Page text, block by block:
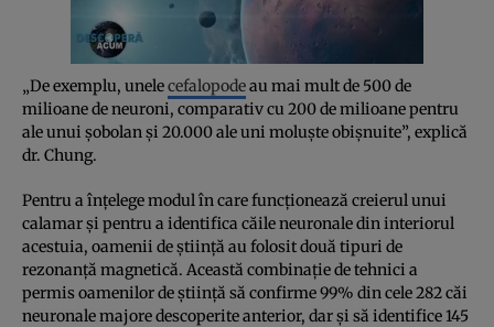
„De exemplu, unelecefalopodeau mai mult de 500 de
milioane de neuroni, comparativ cu 200 de milioane pentru
ale unui şobolan şi 20.000 ale uni moluşte obişnuite”, explică
dr. Chung.
Pentru a înţelege modul în care funcţionează creierul unui
calamar şi pentru a identifica căile neuronale din interiorul
acestuia, oamenii de ştiinţă au folosit două tipuri de
rezonanţă magnetică. Această combinaţie de tehnici a
permis oamenilor de ştiinţă să confirme 99% din cele 282 căi
neuronale majore descoperite anterior, dar şi să identifice 145